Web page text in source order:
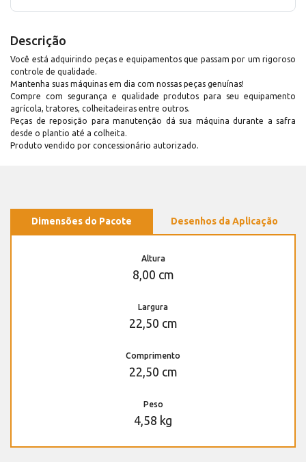
Descrição
Você está adquirindo peças e equipamentos que passam por um rigoroso
controle de qualidade.
Mantenha suas máquinas em dia com nossas peças genuínas!
Compre com segurança e qualidade produtos para seu equipamento
agrícola, tratores, colheitadeiras entre outros.
Peças de reposição para manutenção dá sua máquina durante a safra
desde o plantio até a colheita.
Produto vendido por concessionário autorizado.
Dimensões do Pacote Desenhos da Aplicação
Altura
8,00 cm
Largura
22,50 cm
Comprimento
22,50 cm
Peso
4,58 kg